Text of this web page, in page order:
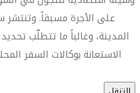
على الأجرة مسبقاً. وتنتشر
المدينة، وغالباً ما تتطلّب
الاستعانة بوكالات السفر